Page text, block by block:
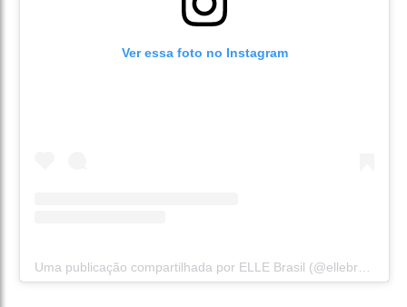
Ver essa foto no Instagram